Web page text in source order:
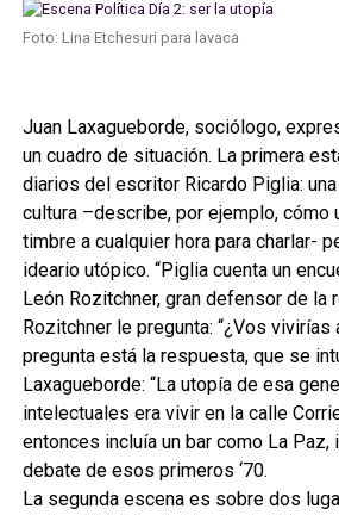
Foto: Lina Etchesuri para lavaca
Juan Laxagueborde, sociólogo,
un cuadro de situación. La primera
diarios del escritor Ricardo Piglia:
cultura –describe, por ejemplo, cómo
timbre a cualquier hora para charlar-
ideario utópico. “Piglia cuenta un
León Rozitchner, gran defensor de la
Rozitchner le pregunta: “¿Vos vivirías
pregunta está la respuesta, que se
Laxagueborde: “La utopía de esa
intelectuales era vivir en la calle
entonces incluía un bar como La Paz,
debate de esos primeros ‘70.
La segunda escena es sobre dos